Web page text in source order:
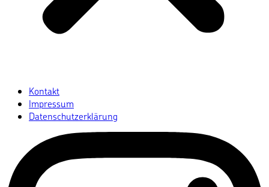
Kontakt
Impressum
Datenschutzerklärung